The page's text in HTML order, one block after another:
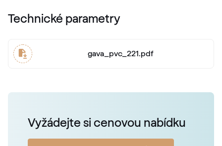
Technické parametry
gava_pvc_221.pdf
Vyžádejte si cenovou nabídku